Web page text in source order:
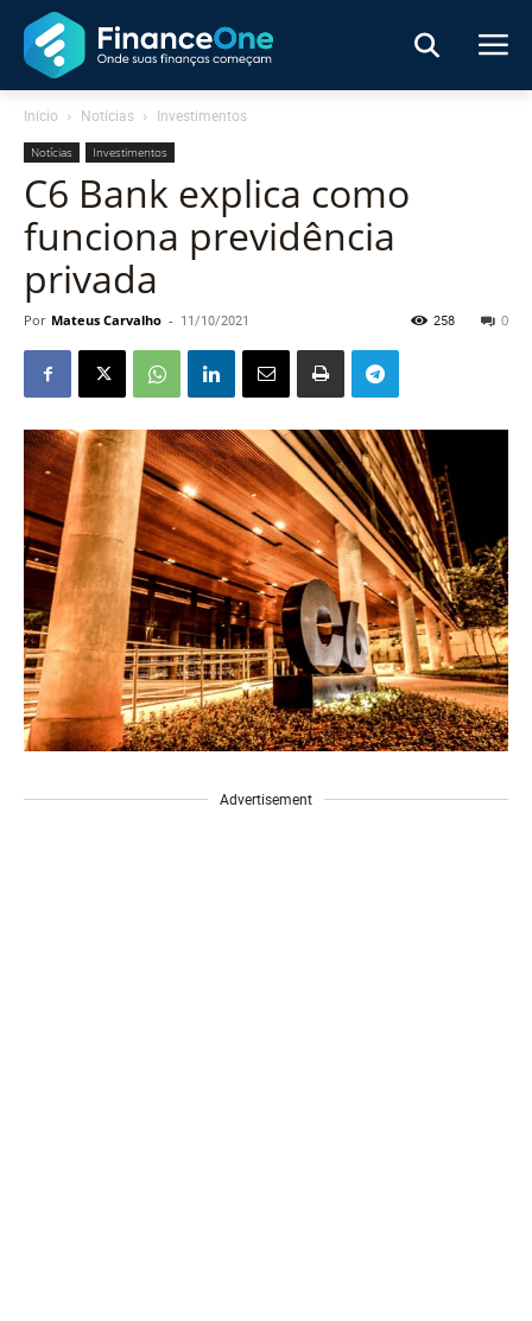
Início Notícias Investimentos
Notícias Investimentos
C6 Bank explica como
funciona previdência
privada
Por Mateus Carvalho - 11/10/2021 0
258
Advertisement